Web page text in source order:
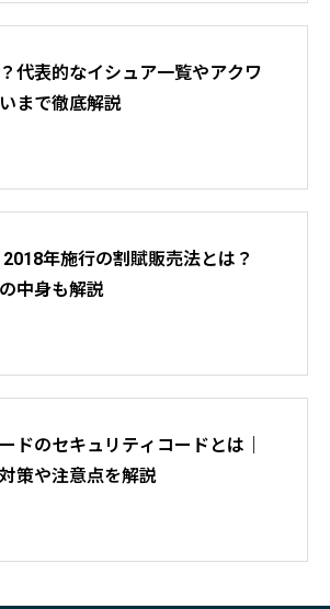
代表的なイシュア一覧やアクワ
まで徹底解説
年施行の割賦販売法とは？
中身も解説
ドのセキュリティコードとは｜
策や注意点を解説